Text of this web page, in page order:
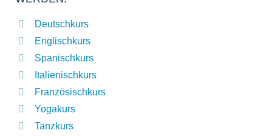
Deutschkurs
Englischkurs
Spanischkurs
Italienischkurs
Französischkurs
Yogakurs
Tanzkurs